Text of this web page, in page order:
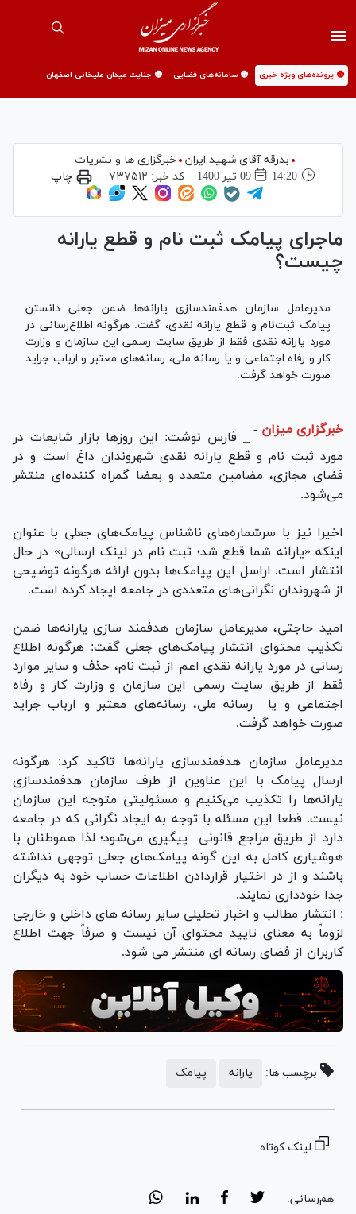
🟡 پرونده‌های ویژه خبری 🟡 سامانه‌های قضایی 🟡 جنایت میدان علیخانی اصفهان
بدرقه آقای شهید ایران
خبرگزاری ها و نشریات
14:20
09 تير 1400 کد خبر: ۷۳۷۵۱۲ چاپ
ماجرای پیامک ثبت نام و قطع یارانه
چیست؟
مدیرعامل سازمان هدفمندسازی یارانه‌ها ضمن جعلی دانستن
پیامک ثبت‌نام و قطع یارانه نقدی، گفت: هرگونه اطلاع‌رسانی در
مورد یارانه نقدی فقط از طریق سایت رسمی این سازمان و وزارت
کار و رفاه اجتماعی و یا رسانه ملی، رسانه‌های معتبر و ارباب جراید
صورت خواهد گرفت.
خبرگزاری میزان - _ فارس نوشت: این روز‌ها بازار شایعات در
مورد ثبت نام و قطع یارانه نقدی شهروندان داغ است و در
فضای مجازی، مضامین متعدد و بعضا گمراه کننده‌ای منتشر
می‌شود.
اخیرا نیز با سرشماره‌های ناشناس پیامک‌های جعلی با عنوان
اینکه «یارانه شما قطع شد؛ ثبت نام در لینک ارسالی» در حال
انتشار است. اراسل این پیامک‌ها بدون ارائه هرگونه توضیحی
از شهروندان نگرانی‌های متعددی در جامعه ایجاد کرده است.
امید حاجتی، مدیرعامل سازمان هدفمند سازی یارانه‌ها ضمن
تکذیب محتوای انتشار پیامک‌های جعلی گفت: هرگونه اطلاع
رسانی در مورد یارانه نقدی اعم از ثبت نام، حذف و سایر موارد
فقط از طریق سایت رسمی این سازمان و وزارت کار و رفاه
اجتماعی و یا رسانه ملی، رسانه‌های معتبر و ارباب جراید
صورت خواهد گرفت.
مدیرعامل سازمان هدفمندسازی یارانه‌ها تاکید کرد: هرگونه
ارسال پیامک با این عناوین از طرف سازمان هدفمندسازی
یارانه‌ها را تکذیب می‌کنیم و مسئولیتی متوجه این سازمان
نیست. قطعا این مسئله با توجه به ایجاد نگرانی که در جامعه
دارد از طریق مراجع قانونی پیگیری می‌شود؛ لذا هموطنان با
هوشیاری کامل به این گونه پیامک‌های جعلی توجهی نداشته
باشند و از در اختیار قراردادن اطلاعات حساب خود به دیگران
جدا خودداری نمایند.
: انتشار مطالب و اخبار تحلیلی سایر رسانه های داخلی و خارجی
لزوماً به معنای تایید محتوای آن نیست و صرفاً جهت اطلاع
کاربران از فضای رسانه ای منتشر می شود.
برچسب ها: یارانه پیامک
لینک کوتاه
هم‌رسانی: